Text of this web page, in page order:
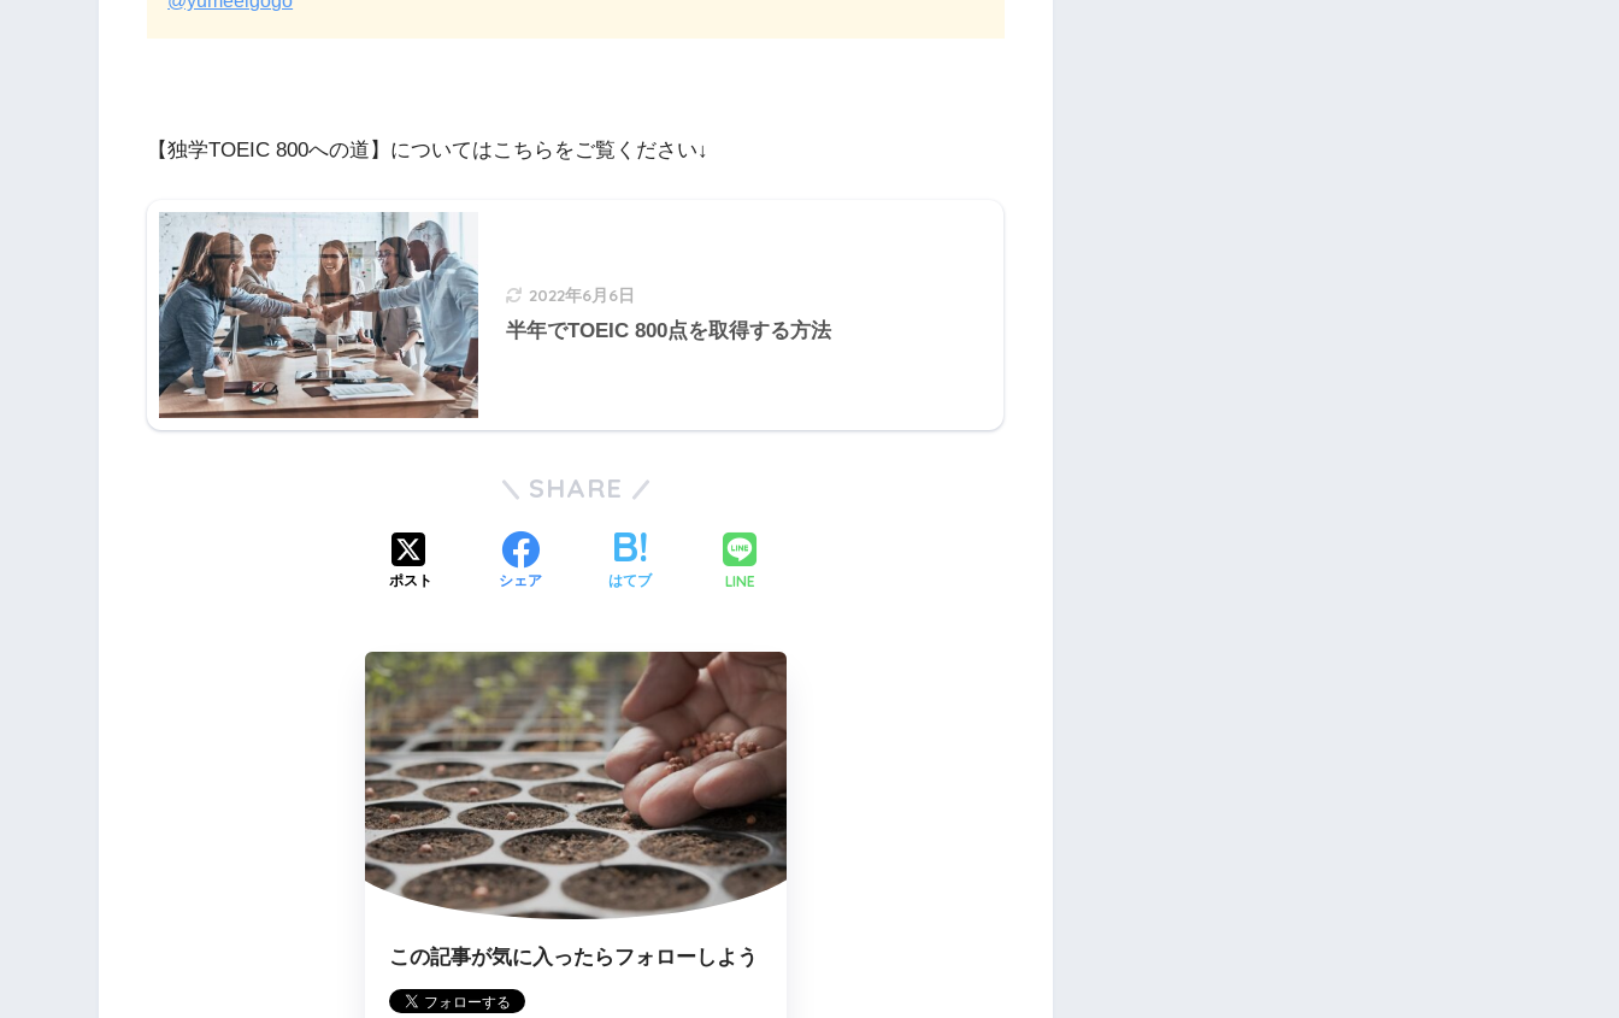
【独学TOEIC 800への道】についてはこちらをご覧ください↓
2022年6月6日
半年でTOEIC 800点を取得する方法
SHARE
ポスト シェア はてブ LINE
この記事が気に入ったらフォローしよう